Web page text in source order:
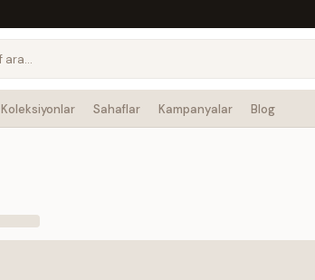
Koleksiyonlar Sahaflar Kampanyalar Blog